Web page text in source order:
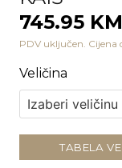
745.95 KM
PDV uključen. Cijena
Veličina
TABELA